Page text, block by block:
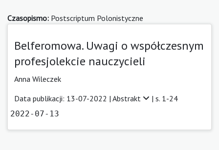
Czasopismo: Postscriptum Polonistyczne
Belferomowa. Uwagi o współczesnym
profesjolekcie nauczycieli
Anna Wileczek
Data publikacji: 13-07-2022 | Abstrakt | s. 1-24
2022-07-13